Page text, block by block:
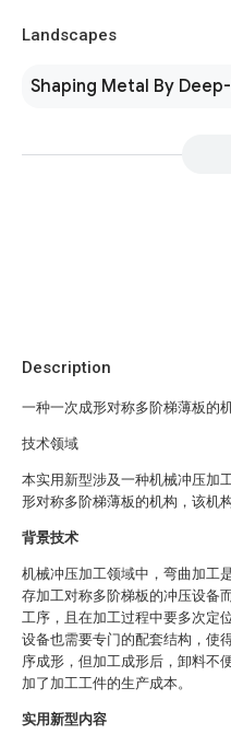
Landscapes
Shaping Metal By
Description
一种一次成形对称多阶梯薄板的
技术领域
本实用新型涉及一种机械冲压加
形对称多阶梯薄板的机构，该机
背景技术
机械冲压加工领域中，弯曲加工
存加工对称多阶梯板的冲压设备
工序，且在加工过程中要多次定
设备也需要专门的配套结构，使
序成形，但加工成形后，卸料不
加了加工工件的生产成本。
实用新型内容